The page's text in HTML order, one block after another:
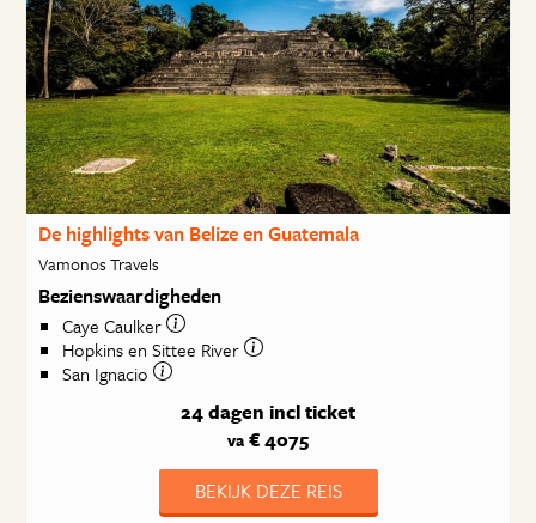
De highlights van Belize en Guatemala
Vamonos Travels
Bezienswaardigheden
Caye Caulker
Hopkins en Sittee River
San Ignacio
24 dagen incl ticket
va € 4075
BEKIJK DEZE REIS